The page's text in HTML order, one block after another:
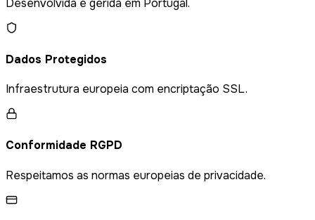
Dados Protegidos
Infraestrutura europeia com encriptação SSL.
Conformidade RGPD
Respeitamos as normas europeias de privacidade.